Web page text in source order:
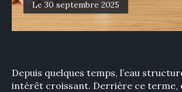
Le 30 septembre 2025
Depuis quelques temps, l’eau
intérêt croissant. Derrière ce terme,